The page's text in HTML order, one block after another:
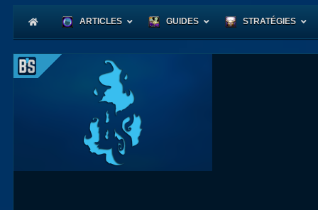
ARTICLES GUIDES STRATÉGIES